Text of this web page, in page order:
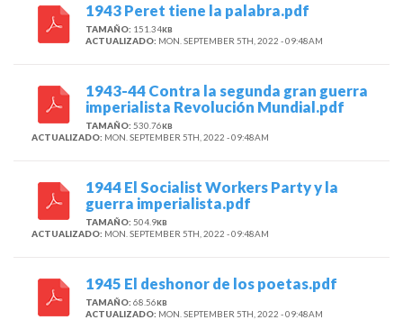
1943 Peret tiene la palabra.pdf
TAMAÑO: 151.34KB
ACTUALIZADO: MON. SEPTEMBER 5TH, 2022 - 09:48AM
1943-44 Contra la segunda gran guerra
imperialista Revolución Mundial.pdf
TAMAÑO: 530.76KB
ACTUALIZADO: MON. SEPTEMBER 5TH, 2022 - 09:48AM
1944 El Socialist Workers Party y la
guerra imperialista.pdf
TAMAÑO: 504.9KB
ACTUALIZADO: MON. SEPTEMBER 5TH, 2022 - 09:48AM
1945 El deshonor de los poetas.pdf
TAMAÑO: 68.56KB
ACTUALIZADO: MON. SEPTEMBER 5TH, 2022 - 09:48AM